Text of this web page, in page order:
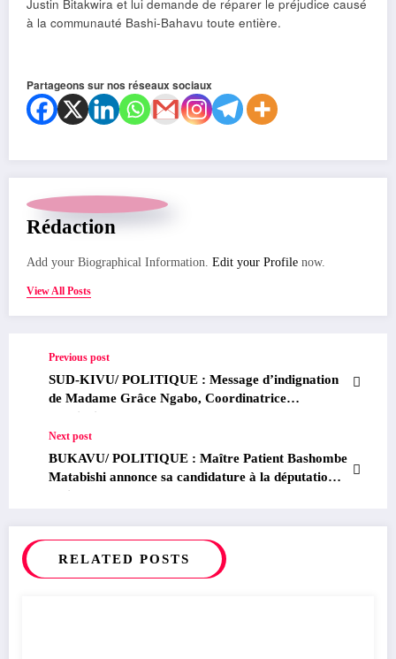
Justin Bitakwira et lui demande de réparer le préjudice causé
à la communauté Bashi-Bahavu toute entière.
Partageons sur nos réseaux sociaux
Rédaction
Add your Biographical Information. Edit your Profile now.
View All Posts
Previous post
SUD-KIVU/ POLITIQUE : Message d’indignation
de Madame Grâce Ngabo, Coordinatrice
Provincial du P-DDRCS en rapport à
l’interpellation de Madame la Coordonnatrice
provinciale adjointe du P-DDRCS en charge des
questions administratives et financières pour la
Province de l’Ituri.
Next post
BUKAVU/ POLITIQUE : Maître Patient Bashombe
Matabishi annonce sa candidature à la députation
nationale pour le compte de la plate-forme
RELATED POSTS